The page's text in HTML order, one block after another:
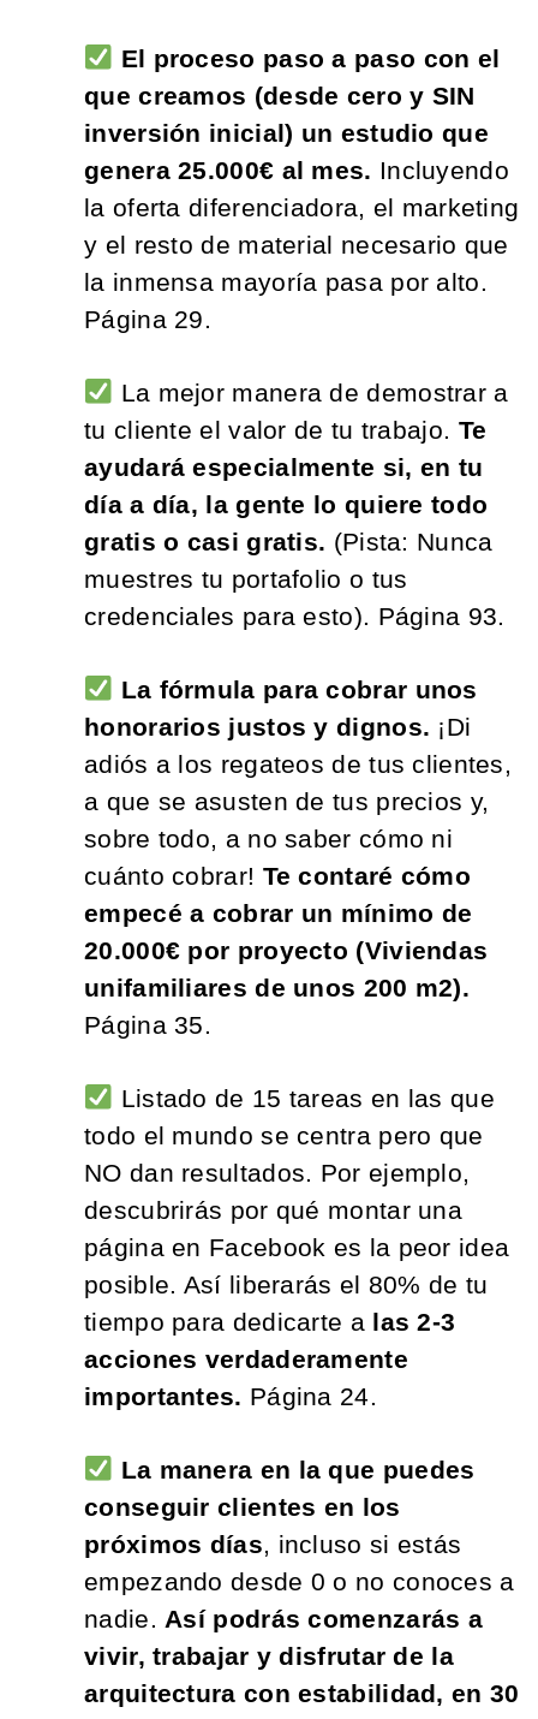
El proceso paso a paso con el
que creamos (desde cero y SIN
inversión inicial) un estudio que
genera 25.000€ al mes. Incluyendo
la oferta diferenciadora, el marketing
y el resto de material necesario que
la inmensa mayoría pasa por alto.
Página 29.
La mejor manera de demostrar a
tu cliente el valor de tu trabajo. Te
ayudará especialmente si, en tu
día a día, la gente lo quiere todo
gratis o casi gratis. (Pista: Nunca
muestres tu portafolio o tus
credenciales para esto). Página 93.
La fórmula para cobrar unos
honorarios justos y dignos. ¡Di
adiós a los regateos de tus clientes,
a que se asusten de tus precios y,
sobre todo, a no saber cómo ni
cuánto cobrar! Te contaré cómo
empecé a cobrar un mínimo de
20.000€ por proyecto (Viviendas
unifamiliares de unos 200 m2).
Página 35.
Listado de 15 tareas en las que
todo el mundo se centra pero que
NO dan resultados. Por ejemplo,
descubrirás por qué montar una
página en Facebook es la peor idea
posible. Así liberarás el 80% de tu
tiempo para dedicarte alas 2-3
acciones verdaderamente
importantes. Página 24.
La manera en la que puedes
conseguir clientes en los
próximos días, incluso si estás
empezando desde 0 o no conoces a
nadie.Así podrás comenzarás a
vivir, trabajar y disfrutar de la
arquitectura con estabilidad, en 30